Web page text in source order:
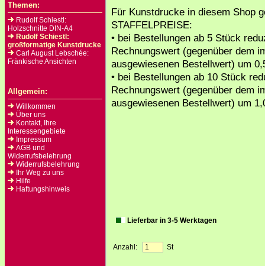
Themen:
Rudolf Schiestl:
Holzschnitte DIN-A4
Rudolf Schiestl:
großformatige Kunstdrucke
Carl August Lebschée:
Fränkische Ansichten
Allgemein:
Willkommen
Über uns
Kontakt, Ihre
Interessengebiete
Impressum
AGB und
Widerrufsbelehrung
Widerrufsbelehrung
Ihr Weg zu uns
Hilfe
Haftungshinweis
Für Kunstdrucke in diesem Shop
STAFFELPREISE:
• bei Bestellungen ab 5 Stück
Rechnungswert (gegenüber dem
ausgewiesenen Bestellwert) um
• bei Bestellungen ab 10 Stück
Rechnungswert (gegenüber dem
ausgewiesenen Bestellwert) um
Lieferbar in 3-5 Werktagen
Anzahl: St